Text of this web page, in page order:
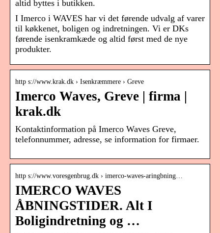
altid byttes i butikken.
I Imerco i WAVES har vi det førende udvalg af varer
til køkkenet, boligen og indretningen. Vi er DKs
førende isenkramkæde og altid først med de nye
produkter.
http s://www.krak.dk › Isenkræmmere › Greve
Imerco Waves, Greve | firma |
krak.dk
Kontaktinformation på Imerco Waves Greve,
telefonnummer, adresse, se information for firmaer.
http s://www.voresgenbrug.dk › imerco-waves-aringbning…
IMERCO WAVES
ÅBNINGSTIDER. Alt I
Boligindretning og …